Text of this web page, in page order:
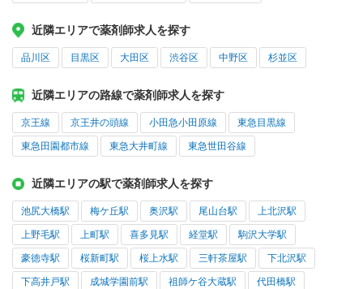
近隣エリアで薬剤師求人を探す
品川区 目黒区 大田区 渋谷区 中野区 杉並区
近隣エリアの路線で薬剤師求人を探す
京王線 京王井の頭線 小田急小田原線 東急目黒線
東急田園都市線 東急大井町線 東急世田谷線
近隣エリアの駅で薬剤師求人を探す
池尻大橋駅 梅ケ丘駅 奥沢駅 尾山台駅 上北沢駅
上野毛駅 上町駅 喜多見駅 経堂駅 駒沢大学駅
豪徳寺駅 桜新町駅 桜上水駅 三軒茶屋駅 下北沢駅
下高井戸駅 成城学園前駅 祖師ケ谷大蔵駅 代田橋駅